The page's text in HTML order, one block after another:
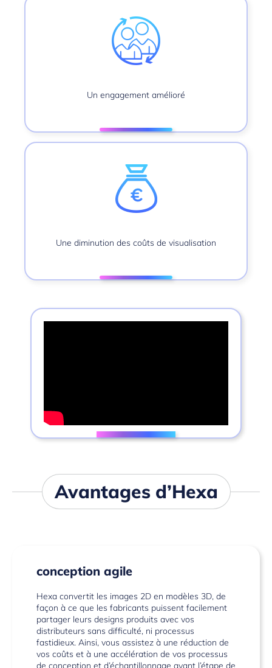
Un engagement amélioré
Une diminution des coûts de visualisation
Avantages d’Hexa
conception agile
Hexa convertit les images 2D en modèles 3D, de
façon à ce que les fabricants puissent facilement
partager leurs designs produits avec vos
distributeurs sans difficulté, ni processus
fastidieux. Ainsi, vous assistez à une réduction de
vos coûts et à une accélération de vos processus